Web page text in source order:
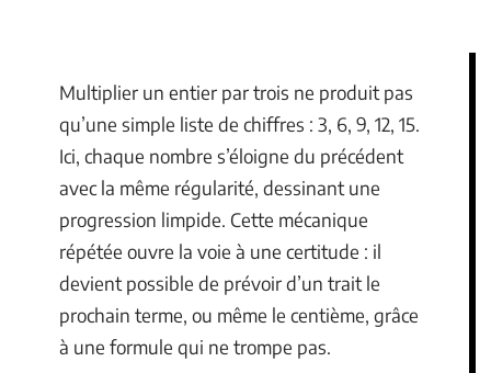
Multiplier un entier par trois ne produit pas
qu’une simple liste de chiffres : 3, 6, 9, 12, 15.
Ici, chaque nombre s’éloigne du précédent
avec la même régularité, dessinant une
progression limpide. Cette mécanique
répétée ouvre la voie à une certitude : il
devient possible de prévoir d’un trait le
prochain terme, ou même le centième, grâce
à une formule qui ne trompe pas.